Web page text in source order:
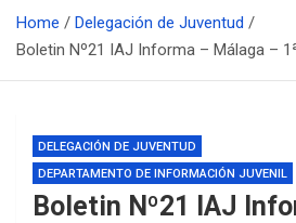
Home
Delegación de Juventud
Boletin Nº21 IAJ Informa – Málaga –
DELEGACIÓN DE JUVENTUD
DEPARTAMENTO DE INFORMACIÓN JUVENIL
Boletin Nº21 IAJ